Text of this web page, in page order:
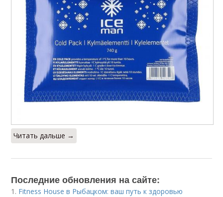
Читать дальше →
Последние обновления на сайте:
1. Fitness House в Рыбацком: ваш путь к здоровью